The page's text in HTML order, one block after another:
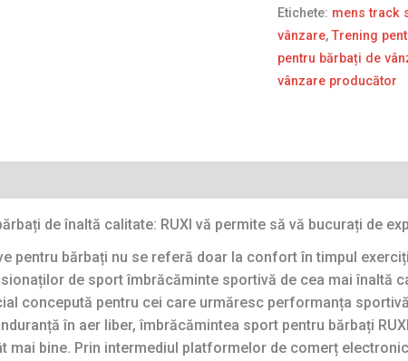
Etichete: mens track
vânzare,Trening
pentru bărbați de
vânzare producător
de înaltă calitate: RUXI vă permite să vă bucurați de
pentru bărbați nu se referă doar la confort în timpul
de sport îmbrăcăminte sportivă de cea mai înaltă
concepută pentru cei care urmăresc performanța
în aer liber, îmbrăcămintea sport pentru bărbați
mai bine. Prin intermediul platformelor de comerț